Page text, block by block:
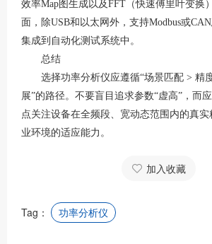
效率Map图 生成以及FFT（快速傅里叶变换）
面，除USB和以太网外，支持Modbus或
集成到自动化测试系统中 。
总结
选择功率分析仪应遵循“场景匹配 > 精
展”的路径。不要盲目追求参数“虚高”，而
点关注设备在全频段、宽动态范围内的真实
业环境的适应能力 。
加入收藏
Tag： 功率分析仪